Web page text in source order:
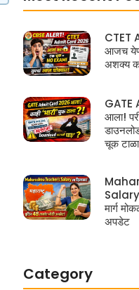
आजच
अशक्य
आला!
डाउनलोड
चूक टाळा
Salary
मार्ग
अपडेट
Category